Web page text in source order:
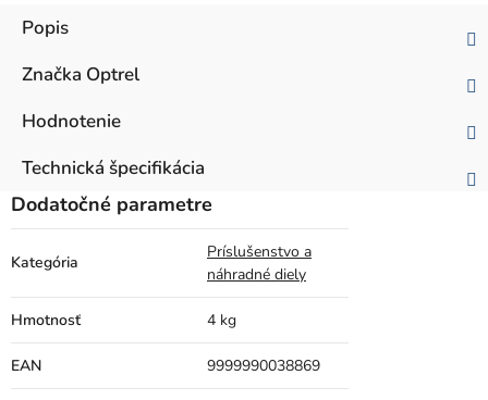
Popis
Značka Optrel
Hodnotenie
Technická špecifikácia
Dodatočné parametre
Kategória
Príslušenstvo a
náhradné diely
Hmotnosť 4 kg
EAN 9999990038869